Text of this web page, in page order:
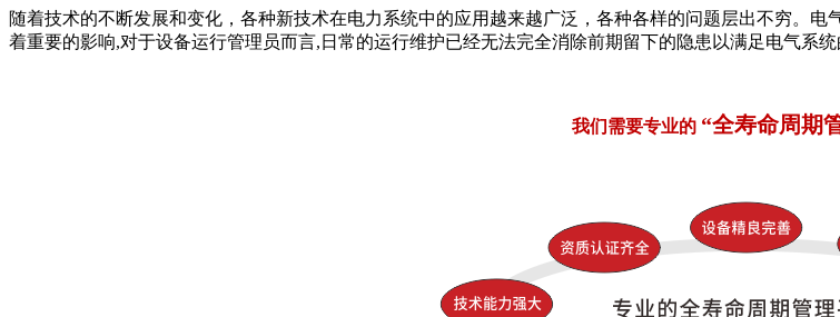
随着技术的不断发展和变化，各种新技术在电力系统中的应用越来越广泛，各种各样的问题层出不穷。
着重要的影响,对于设备运行管理员而言,日常的运行维护已经无法完全消除前期留下的隐患以满足电气系
我们需要专业的 “全寿命周期